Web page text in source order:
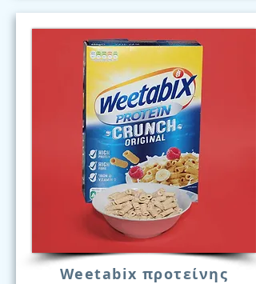
Weetabix προτείνης